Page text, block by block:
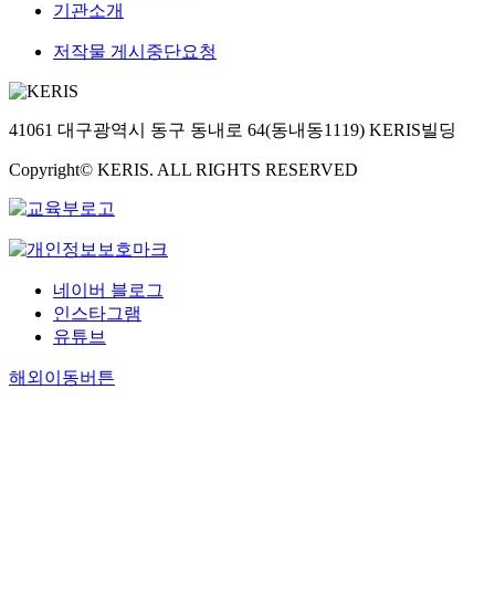
기관소개
저작물 게시중단요청
41061 대구광역시 동구 동내로 64(동내동1119) KERIS빌딩
Copyright© KERIS. ALL RIGHTS RESERVED
네이버 블로그
인스타그램
유튜브
해외이동버튼